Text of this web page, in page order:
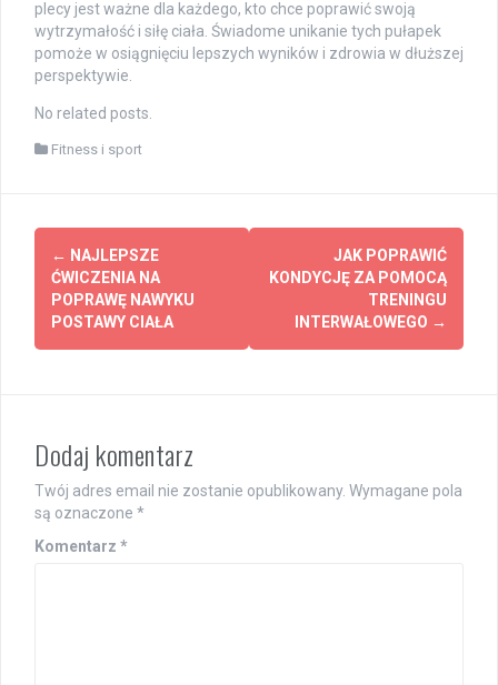
plecy jest ważne dla każdego, kto chce poprawić swoją
wytrzymałość i siłę ciała. Świadome unikanie tych pułapek
pomoże w osiągnięciu lepszych wyników i zdrowia w dłuższej
perspektywie.
No related posts.
Fitness i sport
Post
navigation
← NAJLEPSZE
ĆWICZENIA NA
POPRAWĘ NAWYKU
POSTAWY CIAŁA
JAK POPRAWIĆ
KONDYCJĘ ZA POMOCĄ
TRENINGU
INTERWAŁOWEGO →
Dodaj komentarz
Twój adres email nie zostanie opublikowany. Wymagane pola
są oznaczone *
Komentarz *